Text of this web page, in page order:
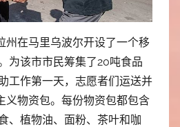
州在马里乌波尔开设了一个移
为该市市民筹集了20吨食品
工作第一天，志愿者们运送并
义物资包。每份物资包都包含
、植物油、面粉、茶叶和咖